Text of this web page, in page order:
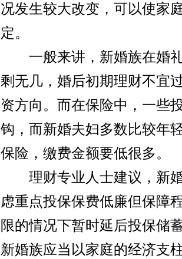
况发生较大改变，可以使家
定。
一般来讲，新婚族在婚礼
剩无几，婚后初期理财不宜
资方向。而在保险中，一些
钩，而新婚夫妇多数比较年
保险，缴费金额要低很多。
理财专业人士建议，新婚
虑重点投保保费低廉但保障
限的情况下暂时延后投保储
新婚族应当以家庭的经济支